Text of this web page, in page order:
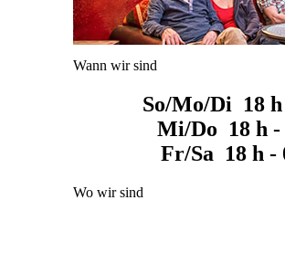
Wann wir sind
So/Mo/Di 18 h
Mi/Do 18 h -
Fr/Sa 18 h -
Wo wir sind